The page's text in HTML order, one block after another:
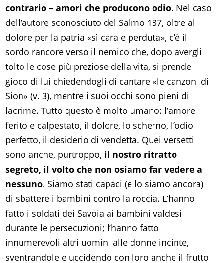
contrario – amori che producono odio. Nel caso
dell’autore sconosciuto del Salmo 137, oltre al
dolore per la patria «sì cara e perduta», c’è il
sordo rancore verso il nemico che, dopo avergli
tolto le cose più preziose della vita, si prende
gioco di lui chiedendogli di cantare «le canzoni di
Sion» (v. 3), mentre i suoi occhi sono pieni di
lacrime. Tutto questo è molto umano: l’amore
ferito e calpestato, il dolore, lo scherno, l’odio
perfetto, il desiderio di vendetta. Quei versetti
sono anche, purtroppo, il nostro ritratto
segreto, il volto che non osiamo far vedere a
nessuno. Siamo stati capaci (e lo siamo ancora)
di sbattere i bambini contro la roccia. L’hanno
fatto i soldati dei Savoia ai bambini valdesi
durante le persecuzioni; l’hanno fatto
innumerevoli altri uomini alle donne incinte,
sventrandole e uccidendo con loro anche il frutto